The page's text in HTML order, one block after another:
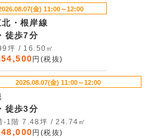
金) 11:00～12:00
・根岸線
大森 ・徒歩7分
4.99坪 / 16.50㎡
円(税抜)
2026.08.07(金) 11:00～12:00
亀戸 ・徒歩3分
地下1階-1階 7.48坪 / 24.74㎡
円(税抜)